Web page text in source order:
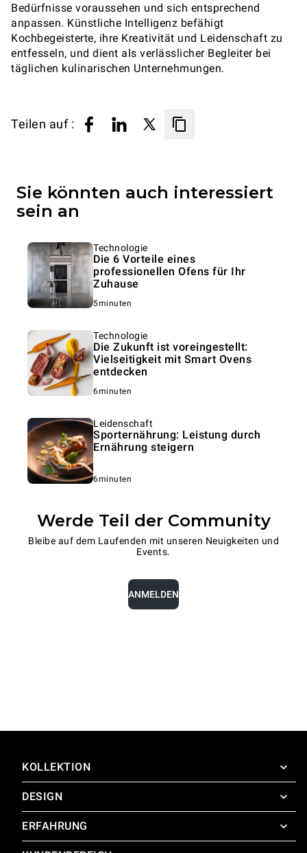
Bedürfnisse voraussehen und sich entsprechend
anpassen. Künstliche Intelligenz befähigt
Kochbegeisterte, ihre Kreativität und Leidenschaft zu
entfesseln, und dient als verlässlicher Begleiter bei
täglichen kulinarischen Unternehmungen.
Teilen auf :
Sie könnten auch interessiert
sein an
Technologie
Die 6 Vorteile eines
professionellen Ofens für Ihr
Zuhause
5minuten
Technologie
Die Zukunft ist voreingestellt:
Vielseitigkeit mit Smart Ovens
entdecken
6minuten
Leidenschaft
Sporternährung: Leistung durch
Ernährung steigern
6minuten
Werde Teil der Community
Bleibe auf dem Laufenden mit unseren Neuigkeiten und
Events.
ANMELDEN
KOLLEKTION
SuperOven
Zubehör
DESIGN
Design Concierge
Design Lounge
ERFAHRUNG